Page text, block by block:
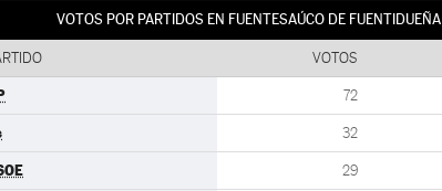
VOTOS POR PARTIDOS EN FUENTESAÚCO DE FUENTIDUEÑA
VOTOS
72
32
29